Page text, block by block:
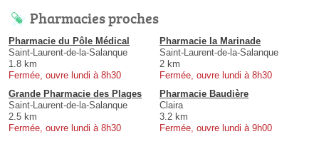
Pharmacies proches
Pharmacie du Pôle Médical
Saint-Laurent-de-la-Salanque
1.8 km
Fermée, ouvre lundi à 8h30
Pharmacie la Marinade
Saint-Laurent-de-la-Salanque
2 km
Fermée, ouvre lundi à 8h30
Grande Pharmacie des Plages
Saint-Laurent-de-la-Salanque
2.5 km
Fermée, ouvre lundi à 8h30
Pharmacie Baudière
Claira
3.2 km
Fermée, ouvre lundi à 9h00